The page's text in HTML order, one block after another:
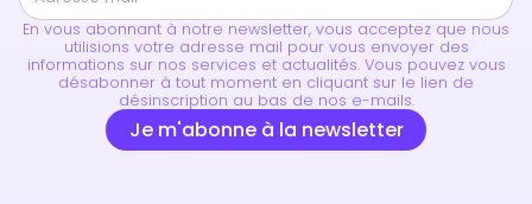
En vous abonnant à notre newsletter, vous acceptez que nous
utilisions votre adresse mail pour vous envoyer des
informations sur nos services et actualités. Vous pouvez vous
désabonner à tout moment en cliquant sur le lien de
désinscription au bas de nos e-mails.